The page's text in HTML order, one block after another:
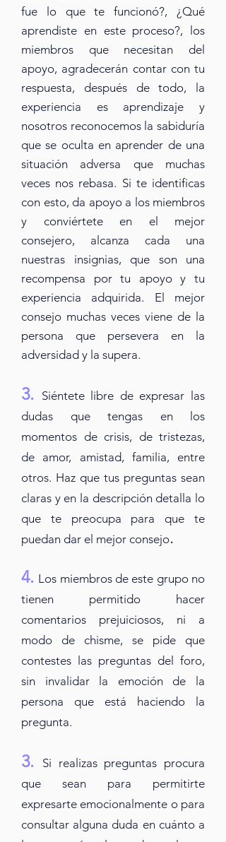
fue lo que te funcionó?, ¿Qué
aprendiste en este proceso?, los
miembros que necesitan del
apoyo, agradecerán contar con tu
respuesta, después de todo, la
experiencia es aprendizaje y
nosotros reconocemos la sabiduría
que se oculta en aprender de una
situación adversa que muchas
veces nos rebasa. Si te identificas
con esto, da apoyo a los miembros
y conviértete en el mejor
consejero, alcanza cada una
nuestras insignias, que son una
recompensa por tu apoyo y tu
experiencia adquirida. El mejor
consejo muchas veces viene de la
persona que persevera en la
adversidad y la supera.
3. Siéntete libre de expresar las
dudas que tengas en los
momentos de crisis, de tristezas,
de amor, amistad, familia, entre
otros. Haz que tus preguntas sean
claras y en la descripción detalla lo
que te preocupa para que te
puedan dar el mejor consejo.
4. Los miembros de este grupo no
tienen permitido hacer
comentarios prejuiciosos, ni a
modo de chisme, se pide que
contestes las preguntas del foro,
sin invalidar la emoción de la
persona que está haciendo la
pregunta.
3.
Si realizas preguntas procura
que sean para permitirte
expresarte emocionalmente o para
consultar alguna duda en cuánto a